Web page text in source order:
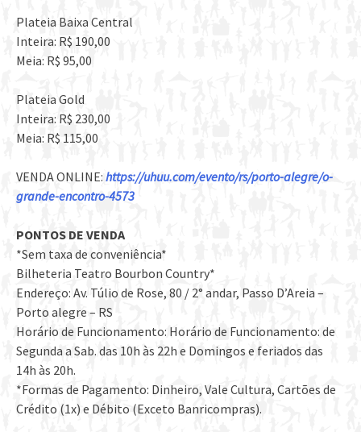
Plateia Baixa Central
Inteira: R$ 190,00
Meia: R$ 95,00
Plateia Gold
Inteira: R$ 230,00
Meia: R$ 115,00
VENDA ONLINE: https://uhuu.com/evento/rs/porto-alegre/o-
grande-encontro-4573
PONTOS DE VENDA
*Sem taxa de conveniência*
Bilheteria Teatro Bourbon Country*
Endereço: Av. Túlio de Rose, 80 / 2° andar, Passo D’Areia –
Porto alegre – RS
Horário de Funcionamento: Horário de Funcionamento: de
Segunda a Sab. das 10h às 22h e Domingos e feriados das
14h às 20h.
*Formas de Pagamento: Dinheiro, Vale Cultura, Cartões de
Crédito (1x) e Débito (Exceto Banricompras).